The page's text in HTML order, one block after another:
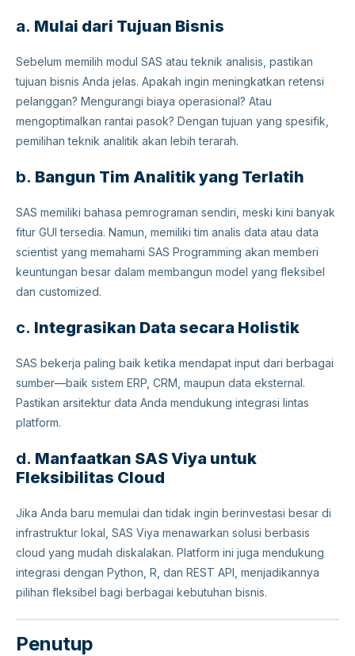
a. Mulai dari Tujuan Bisnis
Sebelum memilih modul SAS atau teknik analisis, pastikan
tujuan bisnis Anda jelas. Apakah ingin meningkatkan retensi
pelanggan? Mengurangi biaya operasional? Atau
mengoptimalkan rantai pasok? Dengan tujuan yang spesifik,
pemilihan teknik analitik akan lebih terarah.
b. Bangun Tim Analitik yang Terlatih
SAS memiliki bahasa pemrograman sendiri, meski kini banyak
fitur GUI tersedia. Namun, memiliki tim analis data atau data
scientist yang memahami SAS Programming akan memberi
keuntungan besar dalam membangun model yang fleksibel
dan customized.
c. Integrasikan Data secara Holistik
SAS bekerja paling baik ketika mendapat input dari berbagai
sumber—baik sistem ERP, CRM, maupun data eksternal.
Pastikan arsitektur data Anda mendukung integrasi lintas
platform.
d. Manfaatkan SAS Viya untuk
Fleksibilitas Cloud
Jika Anda baru memulai dan tidak ingin berinvestasi besar di
infrastruktur lokal, SAS Viya menawarkan solusi berbasis
cloud yang mudah diskalakan. Platform ini juga mendukung
integrasi dengan Python, R, dan REST API, menjadikannya
pilihan fleksibel bagi berbagai kebutuhan bisnis.
Penutup